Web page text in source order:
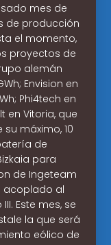
mes de
de producción
el momento,
proyectos de
alemán
Envision en
Phi4tech en
en Vitoria, que
máximo, 10
de
para
de Ingeteam
acoplado al
Este mes, se
la que será
eólico de